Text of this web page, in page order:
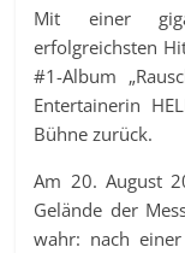
Mit einer
erfolgreichsten
#1-Album
Entertainerin
Bühne zurück.
Am 20. August
Gelände der
wahr: nach